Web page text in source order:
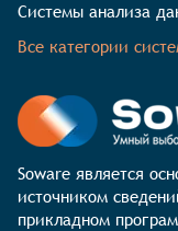
Системы анализа
Все категории
Soware является
источником
прикладном